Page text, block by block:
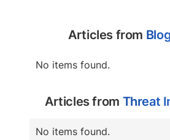
Articles from
No items found.
Articles from Threat
No items found.